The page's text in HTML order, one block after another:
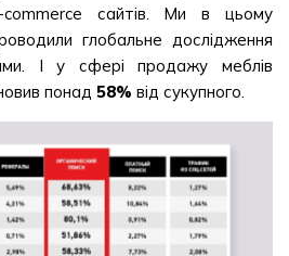
сайтів. Ми в цьому
глобальне дослідження
І у сфері продажу меблів
понад 58% від сукупного.